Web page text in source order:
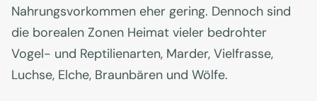
Nahrungsvorkommen eher gering. Dennoch sind
die borealen Zonen Heimat vieler bedrohter
Vogel- und Reptilienarten, Marder, Vielfrasse,
Luchse, Elche, Braunbären und Wölfe.